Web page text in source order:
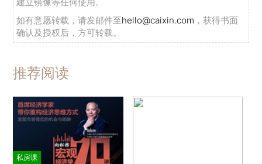
建立镜像等任何使用。
如有意愿转载，请发邮件至hello@caixin.com ，获得书面
确认及授权后，方可转载。
推荐阅读
私房课